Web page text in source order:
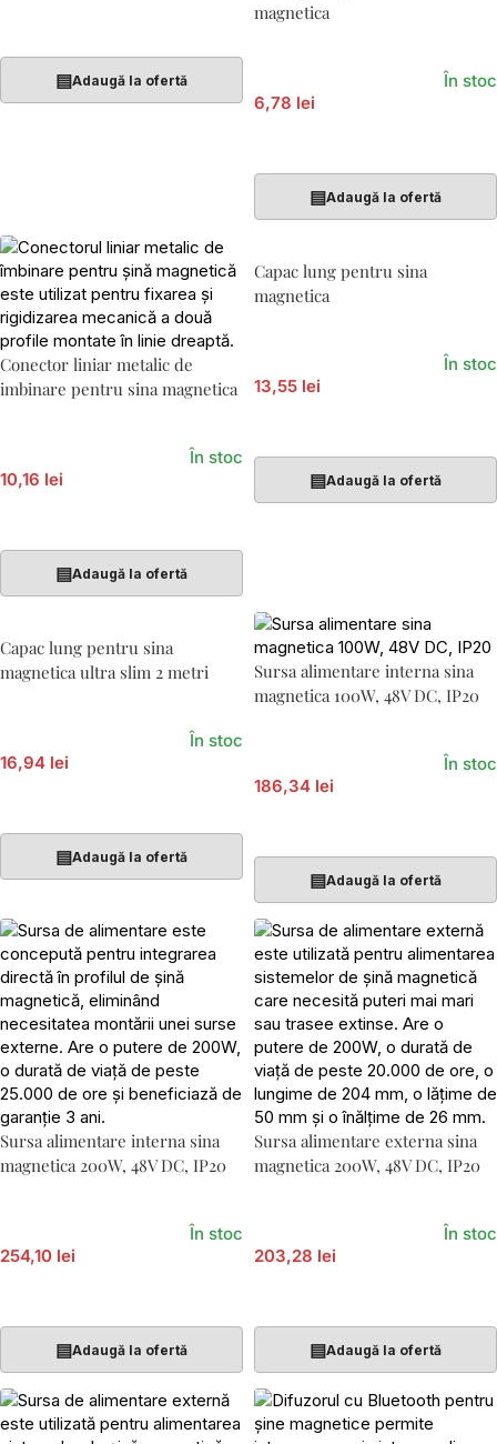
▤Adaugă la ofertă
magnetica
6,78 lei
În stoc
▤Adaugă la ofertă
Conector liniar metalic de
imbinare pentru sina magnetica
10,16 lei
În stoc
▤Adaugă la ofertă
Capac lung pentru sina
magnetica
13,55 lei
În stoc
▤Adaugă la ofertă
Capac lung pentru sina
magnetica ultra slim 2 metri
16,94 lei
În stoc
▤Adaugă la ofertă
Sursa alimentare interna sina
magnetica 100W, 48V DC, IP20
186,34 lei
În stoc
▤Adaugă la ofertă
Sursa alimentare interna sina
magnetica 200W, 48V DC, IP20
254,10 lei
În stoc
▤Adaugă la ofertă
Sursa alimentare externa sina
magnetica 200W, 48V DC, IP20
203,28 lei
În stoc
▤Adaugă la ofertă